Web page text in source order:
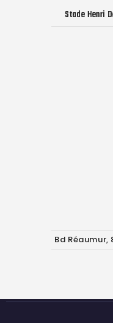
Stade Henri
Bd